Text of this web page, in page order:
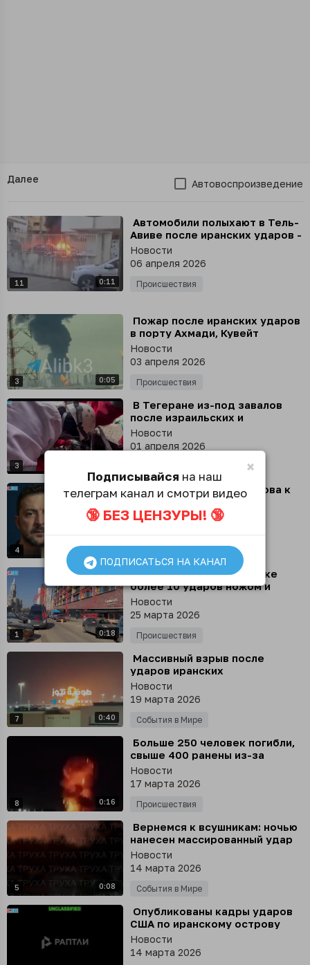
Далее Автовоспроизведение
11 0:11
⁣ Автомобили полыхают в Тель-
Авиве после иранских ударов -
кадры последствий атаки
публикует Sabereen
Новости
06 апреля 2026
Происшествия
3 0:05
⁣ Пожар после иранских ударов
в порту Ахмади, Кувейт
Новости
03 апреля 2026
Происшествия
3
⁣ В Тегеране из-под завалов
после израильских и
американских ударов спасли
кошку
Новости
01 апреля 2026
4 1:03
⁣ Зеленский: Украина готова к
перемирию на Пасху и
прекращению ударов по
энергетике
Новости
1 0:18
⁣ Мужчина нанес москвичке
более 10 ударов ножом и
разбился в автокатастрофе
Новости
25 марта 2026
Происшествия
7 0:40
⁣ Массивный взрыв после
ударов иранских
баллистических ракет в Эр-
Рияде
Новости
19 марта 2026
События в Мире
8 0:16
⁣ Больше 250 человек погибли,
свыше 400 ранены из-за
ударов Пакистана по Кабулу,
сообщает Tolo News
Новости
17 марта 2026
Происшествия
5 0:08
⁣ Вернемся к всушникам: ночью
нанесен массированный удар
по энергетике врага, Киев
вновь без света
Новости
14 марта 2026
События в Мире
⁣ Опубликованы кадры ударов
США по иранскому острову
Харк
Новости
14 марта 2026
×
Подписывайся на наш
телеграм канал и смотри видео
🔞 БЕЗ ЦЕНЗУРЫ! 🔞
ПОДПИСАТЬСЯ НА КАНАЛ